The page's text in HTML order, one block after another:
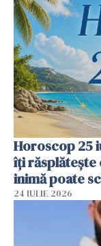
Horoscop 25
îți răsplătește
inimă poate
24 IULIE 2026